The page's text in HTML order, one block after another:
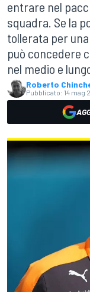
entrare nel
squadra. Se la
tollerata per
può concedere
nel medio e
Roberto
Pubblicato: 14 mag